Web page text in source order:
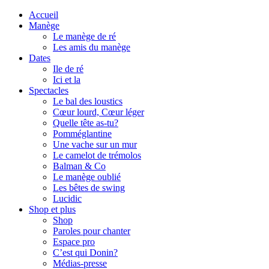
Accueil
Manège
Le manège de ré
Les amis du manège
Dates
Ile de ré
Ici et la
Spectacles
Le bal des loustics
Cœur lourd, Cœur léger
Quelle tête as-tu?
Pomméglantine
Une vache sur un mur
Le camelot de trémolos
Balman & Co
Le manège oublié
Les bêtes de swing
Lucidic
Shop et plus
Shop
Paroles pour chanter
Espace pro
C’est qui Donin?
Médias-presse